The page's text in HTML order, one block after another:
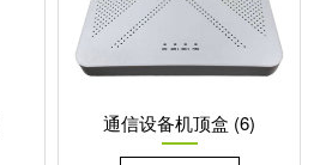
通信设备机顶盒 (6)